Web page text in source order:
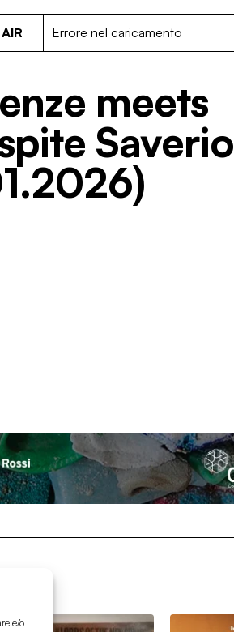
e/o
Errore nel caricamento
meets
Saverio